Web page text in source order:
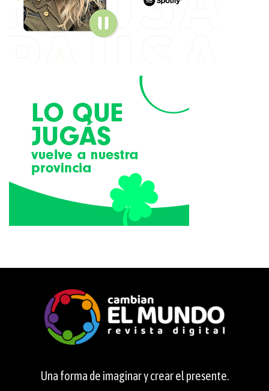
Una forma de imaginar y crear el presente.